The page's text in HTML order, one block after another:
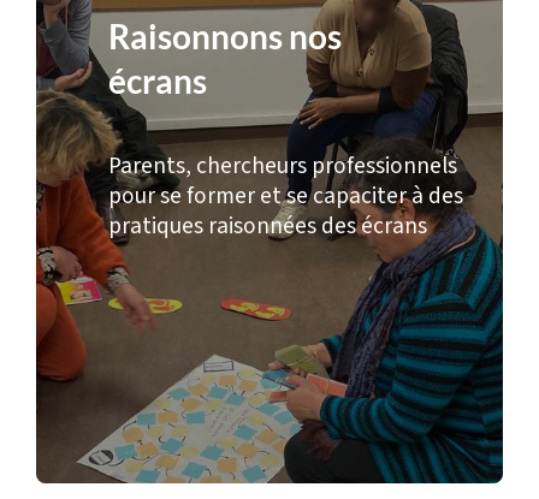
Raisonnons nos
écrans
Parents, chercheurs professionnels
pour se former et se capaciter à des
pratiques raisonnées des écrans